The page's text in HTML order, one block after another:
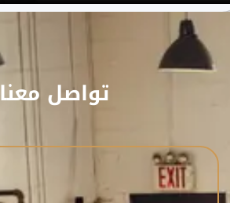
تواصل معنا